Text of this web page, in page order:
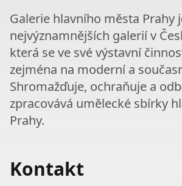
Galerie hlavního města Prahy
nejvýznamnějších galerií v
která se ve své výstavní
zejména na moderní a
Shromažďuje, ochraňuje a
zpracovává umělecké sbírky
Prahy.
Kontakt